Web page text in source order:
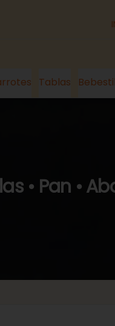
Tablas
• Pan •